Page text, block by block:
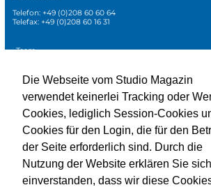
Die Webseite vom Studio Magazin
verwendet keinerlei Tracking oder
Cookies, lediglich Session-Cookies
Cookies für den Login, die für den
der Seite erforderlich sind. Durch die
Nutzung der Website erklären Sie
einverstanden, dass wir diese
Telefon: +49 (0)208 60 60 64
Telefax: +49 (0)208 60 16 31
Navigation
Team
Sonderpublikationen
Impressum
Datenschutz
» zur Studio-Website